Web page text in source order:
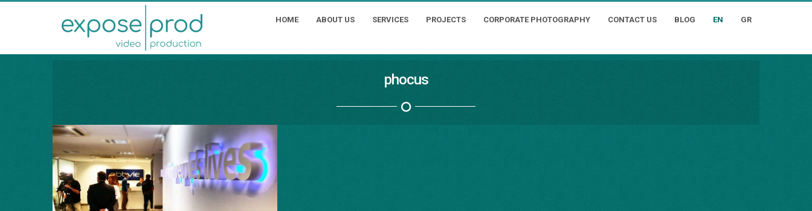
HOME ABOUT US SERVICES PROJECTS CORPORATE PHOTOGRAPHY CONTACT US BLOG EN GR
phocus